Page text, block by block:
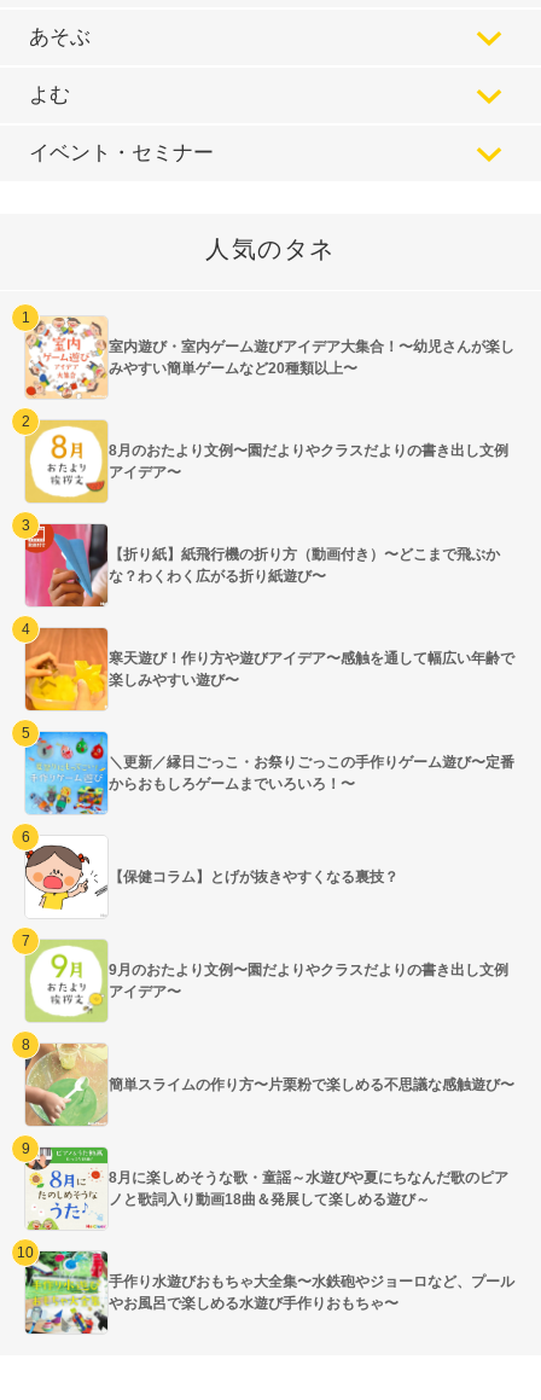
あそぶ
よむ
イベント・セミナー
人気のタネ
室内遊び・室内ゲーム遊びアイデア大集合！〜幼児さんが楽し
みやすい簡単ゲームなど20種類以上〜
8月のおたより文例〜園だよりやクラスだよりの書き出し文例
アイデア〜
【折り紙】紙飛行機の折り方（動画付き）〜どこまで飛ぶか
な？わくわく広がる折り紙遊び〜
寒天遊び！作り方や遊びアイデア〜感触を通して幅広い年齢で
楽しみやすい遊び〜
＼更新／縁日ごっこ・お祭りごっこの手作りゲーム遊び〜定番
からおもしろゲームまでいろいろ！〜
【保健コラム】とげが抜きやすくなる裏技？
9月のおたより文例〜園だよりやクラスだよりの書き出し文例
アイデア〜
簡単スライムの作り方〜片栗粉で楽しめる不思議な感触遊び〜
8月に楽しめそうな歌・童謡～水遊びや夏にちなんだ歌のピア
ノと歌詞入り動画18曲＆発展して楽しめる遊び～
手作り水遊びおもちゃ大全集〜水鉄砲やジョーロなど、プール
やお風呂で楽しめる水遊び手作りおもちゃ〜